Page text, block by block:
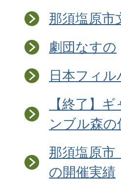
那須塩原市
劇団なすの
日本フィ
【終了】
ンブル森
那須塩原市
の開催実績